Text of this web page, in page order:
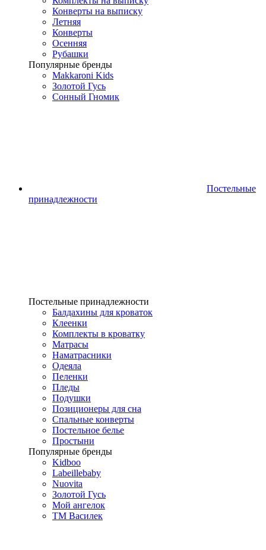
Конверты на выписку
Летняя
Конверты
Осенняя
Рубашки
Популярные бренды
Makkaroni Kids
Золотой Гусь
Сонный Гномик
Постельные
принадлежности
Постельные принадлежности
Балдахины для кроваток
Клеенки
Комплекты в кроватку
Матрасы
Наматрасники
Одеяла
Пеленки
Пледы
Подушки
Позиционеры для сна
Спальные конверты
Постельное белье
Простыни
Популярные бренды
Kidboo
Labeillebaby
Nuovita
Золотой Гусь
Мой ангелок
ТМ Василек